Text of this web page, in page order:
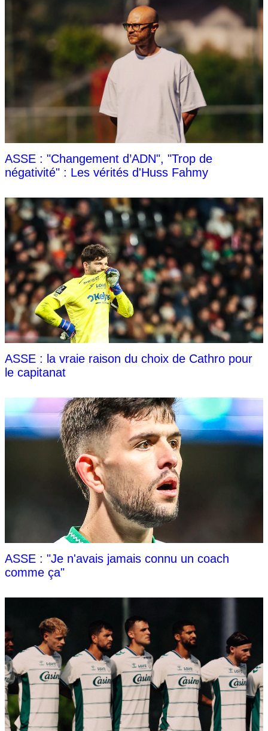
ASSE : "Changement d’ADN", "Trop de
négativité" : Les vérités d'Huss Fahmy
ASSE : la vraie raison du choix de Cathro pour
le capitanat
ASSE : "Je n'avais jamais connu un coach
comme ça"